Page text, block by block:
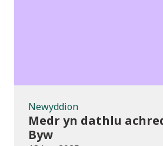
Newyddion
Medr yn dathlu
Byw